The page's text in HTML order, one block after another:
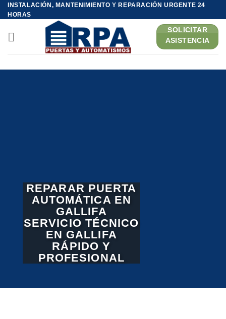
Saltar
al
contenido
INSTALACIÓN, MANTENIMIENTO Y REPARACIÓN URGENTE 24
HORAS
SOLICITAR
ASISTENCIA
REPARAR PUERTA
AUTOMÁTICA EN
GALLIFA
SERVICIO TÉCNICO
EN GALLIFA
RÁPIDO Y
PROFESIONAL